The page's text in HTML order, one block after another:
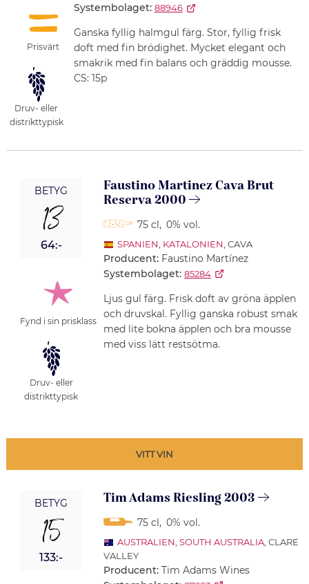
Prisvärt
Druv- eller
distrikttypisk
Systembolaget: 88946
Ganska fyllig halmgul färg. Stor, fyllig frisk
doft med fin brödighet. Mycket elegant och
smakrik med fin balans och gräddig mousse.
CS: 15p
BETYG
13
64:-
Fynd i sin prisklass
Druv- eller
distrikttypisk
Faustino Martinez Cava Brut
Reserva 2000
75 cl, 0% vol.
SPANIEN KATALONIEN , CAVA
Producent: Faustino Martínez
Systembolaget: 85284
Ljus gul färg. Frisk doft av gröna äpplen
och druvskal. Fyllig ganska robust smak
med lite bokna äpplen och bra mousse
med viss lätt restsötma.
VITT VIN
BETYG
15
133:-
Tim Adams Riesling 2003
75 cl, 0% vol.
AUSTRALIEN SOUTH AUSTRALIA, CLARE
VALLEY
Producent: Tim Adams Wines